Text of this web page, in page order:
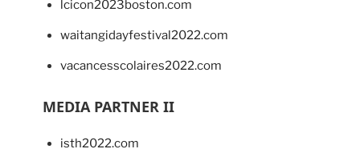
lcicon2023boston.com
waitangidayfestival2022.com
vacancesscolaires2022.com
MEDIA PARTNER II
isth2022.com